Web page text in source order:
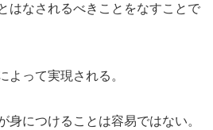
はなされるべきことをなすことで
よって実現される。
身につけることは容易ではない。